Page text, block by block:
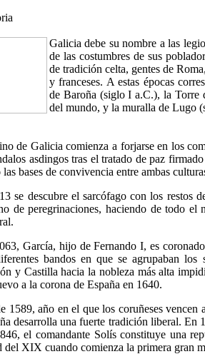
Galicia debe su nombre a las
de las costumbres de sus
de tradición celta, gentes de
y franceses. A estas épocas
de Baroña (siglo I a.C.), la Torre
del mundo, y la muralla de Lugo
de Galicia comienza a forjarse en los
asdingos tras el tratado de paz
las bases de convivencia entre ambas
se descubre el sarcófago con los restos
de peregrinaciones, haciendo de todo
García, hijo de Fernando I, es
bandos en que se agrupaban
y Castilla hacia la nobleza más alta
a la corona de España en 1640.
1589, año en el que los coruñeses
desarrolla una fuerte tradición liberal.
el comandante Solís constituye una
del XIX cuando comienza la primera gran